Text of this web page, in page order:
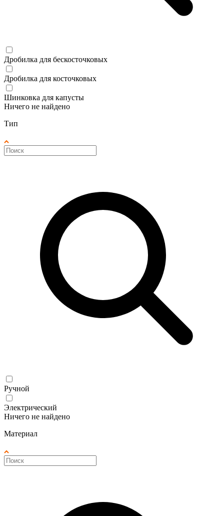
Дробилка для бескосточковых
Дробилка для косточковых
Шинковка для капусты
Ничего не найдено
Тип
Ручной
Электрический
Ничего не найдено
Материал